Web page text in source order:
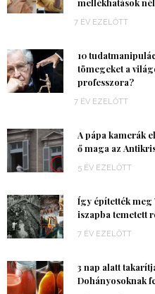
mellékhatások
7 ÉV EZELŐTT
10
tömegeket a
professzora?
7 ÉV EZELŐTT
A pápa kamerák
ő maga az
5 ÉV EZELŐTT
Így építették meg
iszapba temetett
7 ÉV EZELŐTT
3 nap alatt
Dohányosoknak